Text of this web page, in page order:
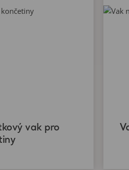
vak pro